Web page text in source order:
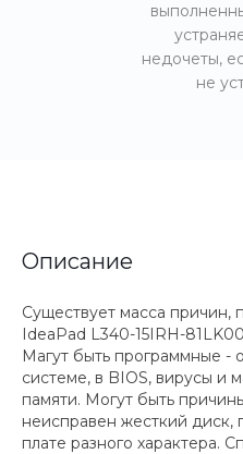
недочеты,
не
Описание
Существует масса причин,
IdeaPad L340-15IRH-
Магут быть программные
системе, в BIOS, вирусы и
памяти. Могут быть
неисправен жесткий
плате разного характера.